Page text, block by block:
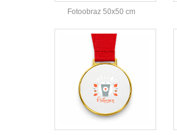
Fotoobraz 50x50 cm